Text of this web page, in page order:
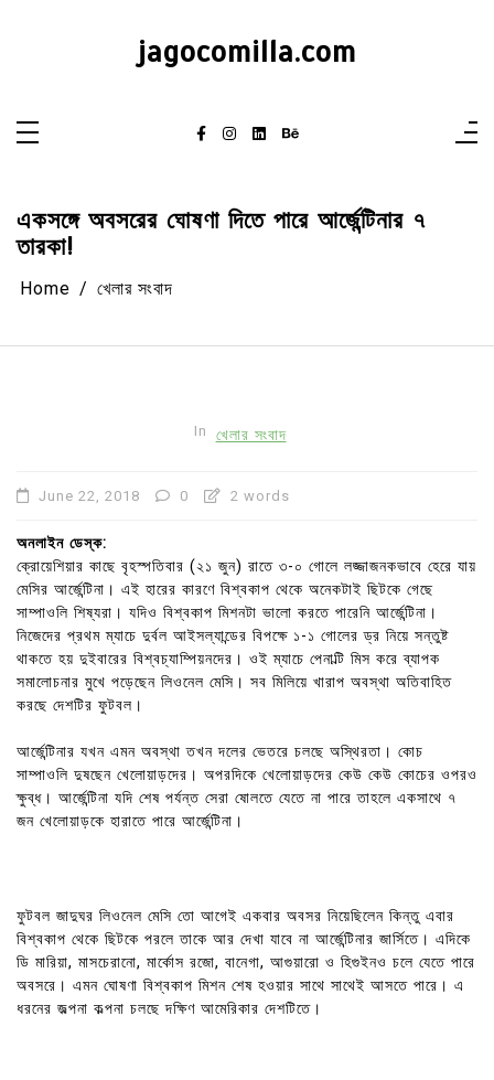
jagocomilla.com
একসঙ্গে অবসরের ঘোষণা দিতে পারে আর্জেন্টিনার ৭
তারকা!
Home খেলার সংবাদ
In খেলার সংবাদ
June 22, 2018 0 2 words
অনলাইন ডেস্ক:
ক্রোয়েশিয়ার কাছে বৃহস্পতিবার (২১ জুন) রাতে ৩-০ গোলে লজ্জাজনকভাবে হেরে যায়
মেসির আর্জেন্টিনা। এই হারের কারণে বিশ্বকাপ থেকে অনেকটাই ছিটকে গেছে
সাম্পাওলি শিষ্যরা। যদিও বিশ্বকাপ মিশনটা ভালো করতে পারেনি আর্জেন্টিনা।
নিজেদের প্রথম ম্যাচে দুর্বল আইসল্যান্ডের বিপক্ষে ১-১ গোলের ড্র নিয়ে সন্তুষ্ট
থাকতে হয় দুইবারের বিশ্বচ্যাম্পিয়নদের। ওই ম্যাচে পেনাল্টি মিস করে ব্যাপক
সমালোচনার মুখে পড়েছেন লিওনেল মেসি। সব মিলিয়ে খারাপ অবস্থা অতিবাহিত
করছে দেশটির ফুটবল।
আর্জেন্টিনার যখন এমন অবস্থা তখন দলের ভেতরে চলছে অস্থিরতা। কোচ
সাম্পাওলি দুষছেন খেলোয়াড়দের। অপরদিকে খেলোয়াড়দের কেউ কেউ কোচের ওপরও
ক্ষুব্ধ। আর্জেন্টিনা যদি শেষ পর্যন্ত সেরা ষোলতে যেতে না পারে তাহলে একসাথে ৭
জন খেলোয়াড়কে হারাতে পারে আর্জেন্টিনা।
ফুটবল জাদুঘর লিওনেল মেসি তো আগেই একবার অবসর নিয়েছিলেন কিন্তু এবার
বিশ্বকাপ থেকে ছিটকে পরলে তাকে আর দেখা যাবে না আর্জেন্টিনার জার্সিতে। এদিকে
ডি মারিয়া, মাসচেরানো, মার্কোস রজো, বানেগা, আগুয়ারো ও হিগুইনও চলে যেতে পারে
অবসরে। এমন ঘোষণা বিশ্বকাপ মিশন শেষ হওয়ার সাথে সাথেই আসতে পারে। এ
ধরনের জল্পনা কল্পনা চলছে দক্ষিণ আমেরিকার দেশটিতে।